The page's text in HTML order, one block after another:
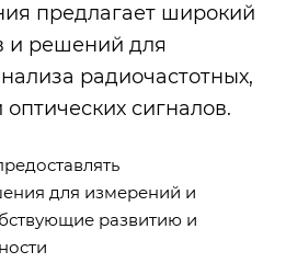
предлагает широкий
и решений для
радиочастотных,
сигналов.
для измерений и
развитию и